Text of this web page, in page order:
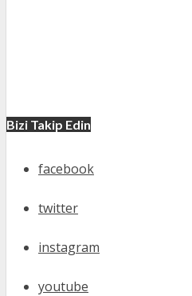
Bizi Takip Edin
facebook
twitter
instagram
youtube